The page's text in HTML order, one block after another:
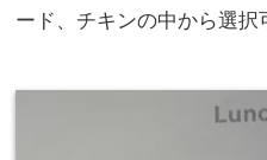
ード、チキンの中から選択